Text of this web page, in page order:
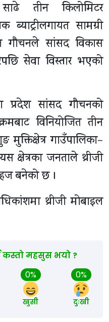
तीन किलोमिटर
सामग्री
गौचनले सांसद विकास
सेवा विस्तार भएको
प्रदेश सांसद गौचनको
विनियोजित तीन
गाउँपालिका–
क्षेत्रका जनताले थ्रीजी
बनेको छ ।
थ्रीजी मोबाइल
कस्तो महसुस भयो ?
0%
खुसी
0%
दुःखी